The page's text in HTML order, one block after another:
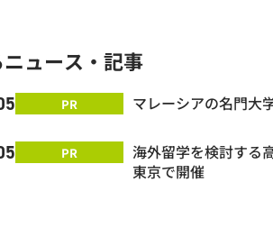
ュース・記事
PR マレーシアの名門大
PR
海外留学を検討する
東京で開催